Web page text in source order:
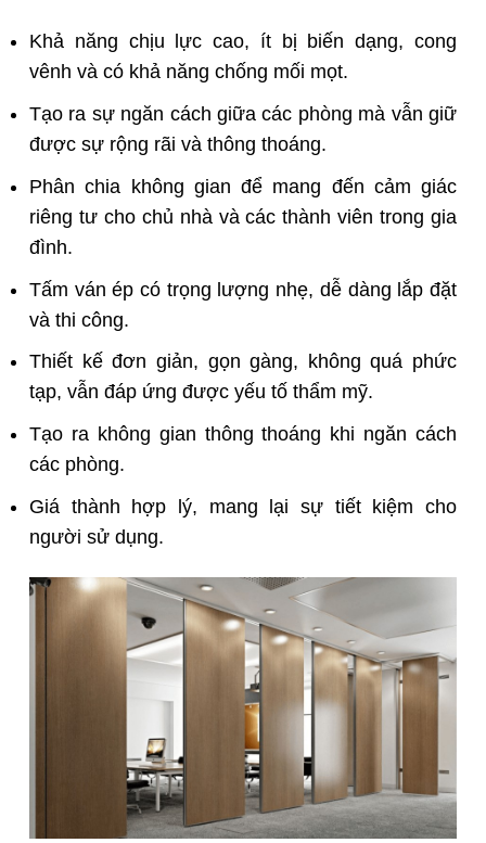
Khả năng chịu lực cao, ít bị biến dạng, cong
vênh và có khả năng chống mối mọt.
Tạo ra sự ngăn cách giữa các phòng mà vẫn giữ
được sự rộng rãi và thông thoáng.
Phân chia không gian để mang đến cảm giác
riêng tư cho chủ nhà và các thành viên trong gia
đình.
Tấm ván ép có trọng lượng nhẹ, dễ dàng lắp đặt
và thi công.
Thiết kế đơn giản, gọn gàng, không quá phức
tạp, vẫn đáp ứng được yếu tố thẩm mỹ.
Tạo ra không gian thông thoáng khi ngăn cách
các phòng.
Giá thành hợp lý, mang lại sự tiết kiệm cho
người sử dụng.